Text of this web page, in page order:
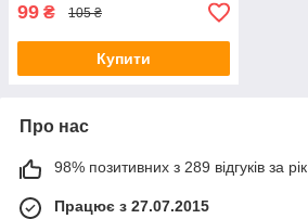
99 ₴ 105 ₴
Купити
Про нас
98% позитивних з 289 відгуків за рік
Працює з 27.07.2015